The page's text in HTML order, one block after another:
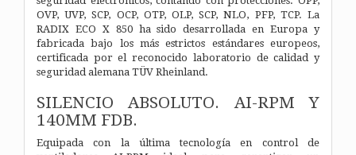
OVP, UVP, SCP, OCP, OTP, OLP, SCP, NLO, PFP, TCP. La
RADIX ECO X 850 ha sido desarrollada en Europa y
fabricada bajo los más estrictos estándares europeos,
certificada por el reconocido laboratorio de calidad y
seguridad alemana TÜV Rheinland.
SILENCIO ABSOLUTO. AI-RPM Y
140MM FDB.
Equipada con la última tecnología en control de